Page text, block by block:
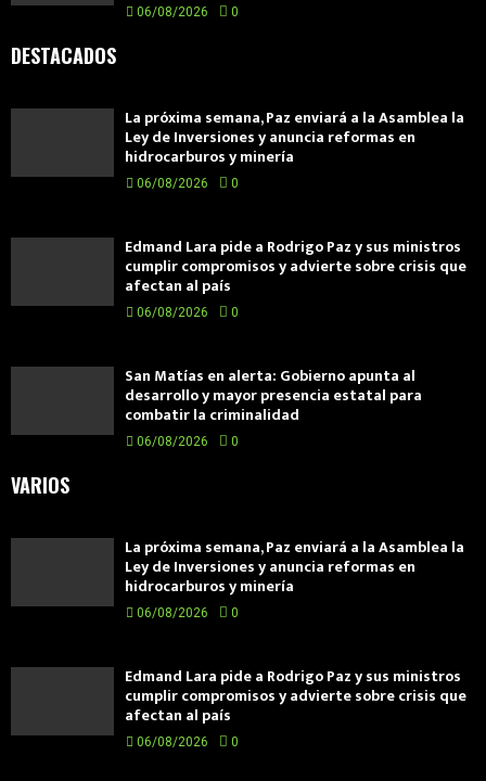
06/08/2026 0
DESTACADOS
La próxima semana, Paz enviará a la Asamblea la
Ley de Inversiones y anuncia reformas en
hidrocarburos y minería
06/08/2026 0
Edmand Lara pide a Rodrigo Paz y sus ministros
cumplir compromisos y advierte sobre crisis que
afectan al país
06/08/2026 0
San Matías en alerta: Gobierno apunta al
desarrollo y mayor presencia estatal para
combatir la criminalidad
06/08/2026 0
VARIOS
La próxima semana, Paz enviará a la Asamblea la
Ley de Inversiones y anuncia reformas en
hidrocarburos y minería
06/08/2026 0
Edmand Lara pide a Rodrigo Paz y sus ministros
cumplir compromisos y advierte sobre crisis que
afectan al país
06/08/2026 0